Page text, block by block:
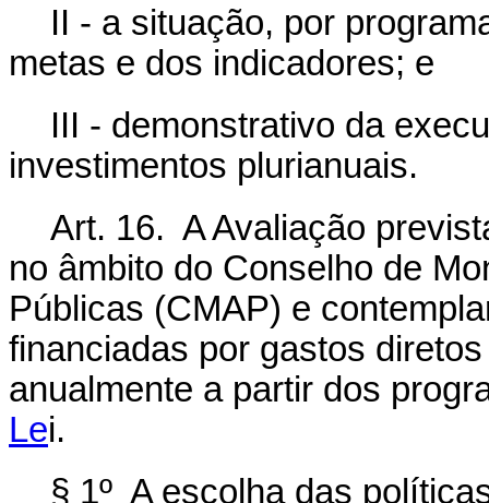
II - a situação, por
metas e dos indicadores; e
III - demonstrativo da
investimentos plurianuais.
Art. 16. A Avaliação
no âmbito do Conselho de
Públicas (CMAP) e
financiadas por gastos
anualmente a partir dos
Lei.
§ 1º A escolha das